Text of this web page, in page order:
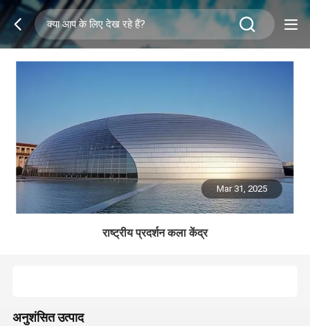
Mar 31, 2025
राष्ट्रीय प्रदर्शन कला केंद्र
अनुशंसित उत्पाद